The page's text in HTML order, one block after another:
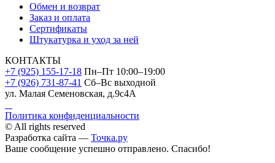
Обмен и возврат
Заказ и оплата
Сертификаты
Штукатурка и уход за ней
КОНТАКТЫ
+7 (925) 155-17-18 Пн–Пт 10:00–19:00
+7 (926) 731-87-41 Сб–Вс выходной
ул. Малая Семеновская, д.9с4А
Политика конфиденциальности
© All rights reserved
Разработка сайта — Точка.ру
Ваше сообщение успешно отправлено. Спасибо!